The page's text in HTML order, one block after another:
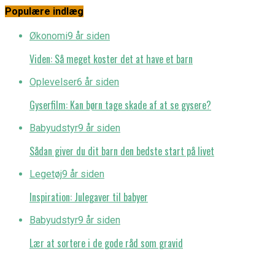
Populære indlæg
Økonomi9 år siden
Viden: Så meget koster det at have et barn
Oplevelser6 år siden
Gyserfilm: Kan børn tage skade af at se gysere?
Babyudstyr9 år siden
Sådan giver du dit barn den bedste start på livet
Legetøj9 år siden
Inspiration: Julegaver til babyer
Babyudstyr9 år siden
Lær at sortere i de gode råd som gravid